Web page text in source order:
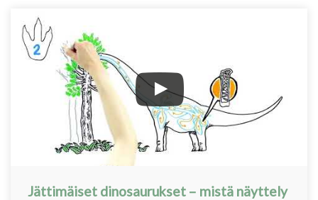
Jättimäiset dinosaurukset – mistä näyttely